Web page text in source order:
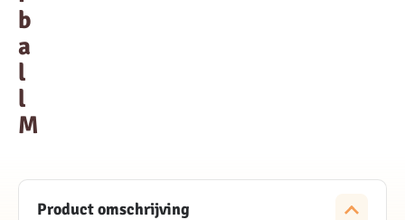
b
a
l
l
M
Product omschrijving